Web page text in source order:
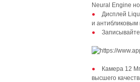
Neural Engine
Дисплей
и
Камера 12
высшего